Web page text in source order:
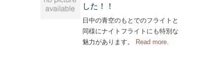
した！！
日中の青空のもとでのフライトと
同様にナイトフライトにも特別な
魅力があります。
Read more– ‘ナイトフライト
.